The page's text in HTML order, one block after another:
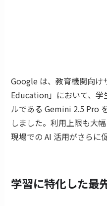
Google は、教育機関向
Education」において、学
ルである Gemini 2.5 Pro
しました。利用上限も大
現場での AI 活用がさらに
学習に特化した最